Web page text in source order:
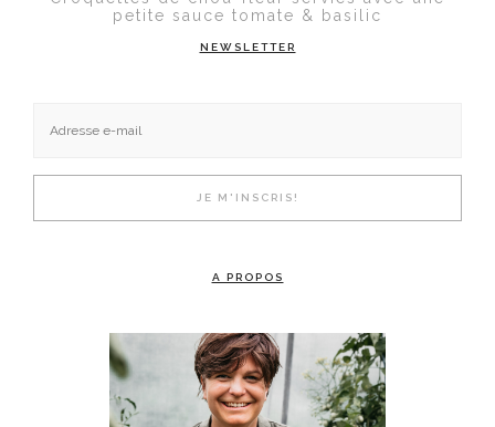
petite sauce tomate & basilic
NEWSLETTER
A PROPOS